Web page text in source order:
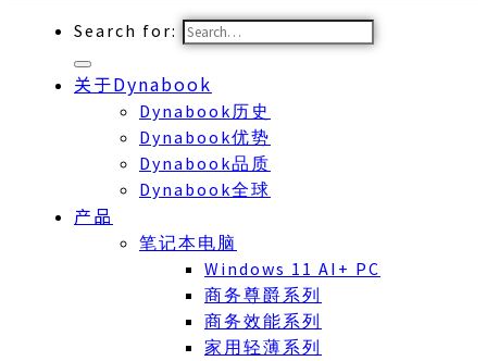
Search for:
关于Dynabook
Dynabook历史
Dynabook优势
Dynabook品质
Dynabook全球
产品
笔记本电脑
Windows 11 AI+ PC
商务尊爵系列
商务效能系列
家用轻薄系列